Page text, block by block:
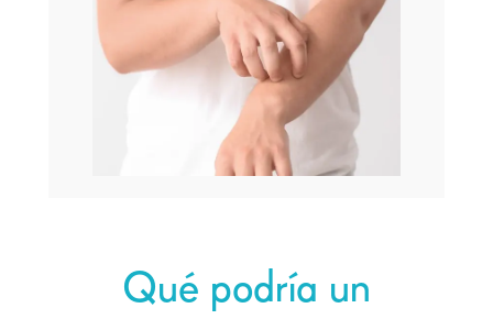
Qué podría un